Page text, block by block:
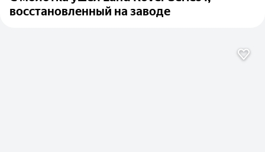
восстановленный на заводе